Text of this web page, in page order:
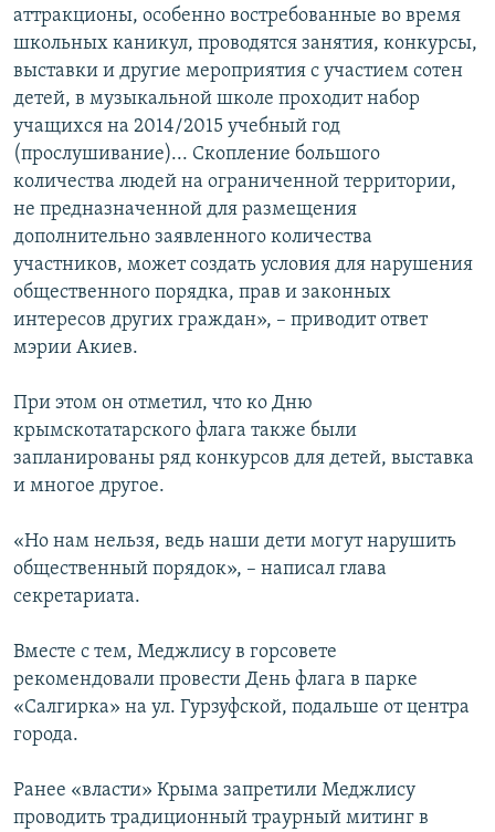
аттракционы, особенно востребованные во время
школьных каникул, проводятся занятия, конкурсы,
выставки и другие мероприятия с участием сотен
детей, в музыкальной школе проходит набор
учащихся на 2014/2015 учебный год
(прослушивание)... Скопление большого
количества людей на ограниченной территории,
не предназначенной для размещения
дополнительно заявленного количества
участников, может создать условия для нарушения
общественного порядка, прав и законных
интересов других граждан», – приводит ответ
мэрии Акиев.
При этом он отметил, что ко Дню
крымскотатарского флага также были
запланированы ряд конкурсов для детей, выставка
и многое другое.
«Но нам нельзя, ведь наши дети могут нарушить
общественный порядок», – написал глава
секретариата.
Вместе с тем, Меджлису в горсовете
рекомендовали провести День флага в парке
«Салгирка» на ул. Гурзуфской, подальше от центра
города.
Ранее «власти» Крыма запретили Меджлису
проводить традиционный траурный митинг в